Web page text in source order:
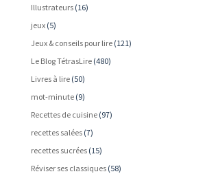
Illustrateurs(16)
jeux(5)
Jeux & conseils pour lire(121)
Le Blog TétrasLire(480)
Livres à lire(50)
mot-minute(9)
Recettes de cuisine(97)
recettes salées(7)
recettes sucrées(15)
Réviser ses classiques(58)